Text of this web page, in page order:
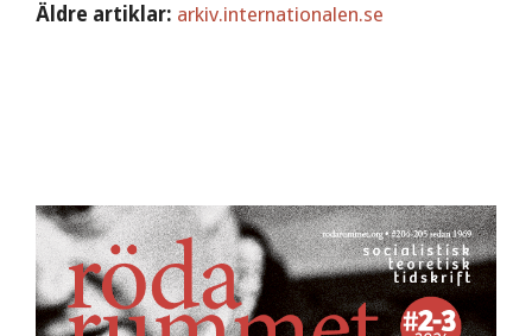
Äldre artiklar: arkiv.internationalen.se